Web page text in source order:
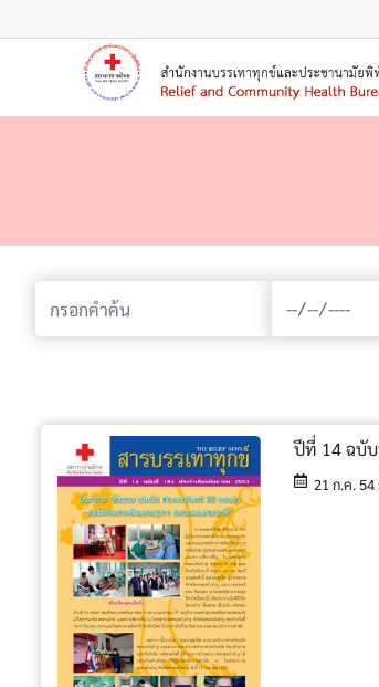
ปีที่ 14 ฉบั
21 ก.ค. 54